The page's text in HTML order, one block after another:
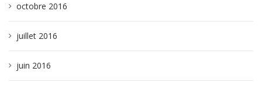
octobre 2016
juillet 2016
juin 2016